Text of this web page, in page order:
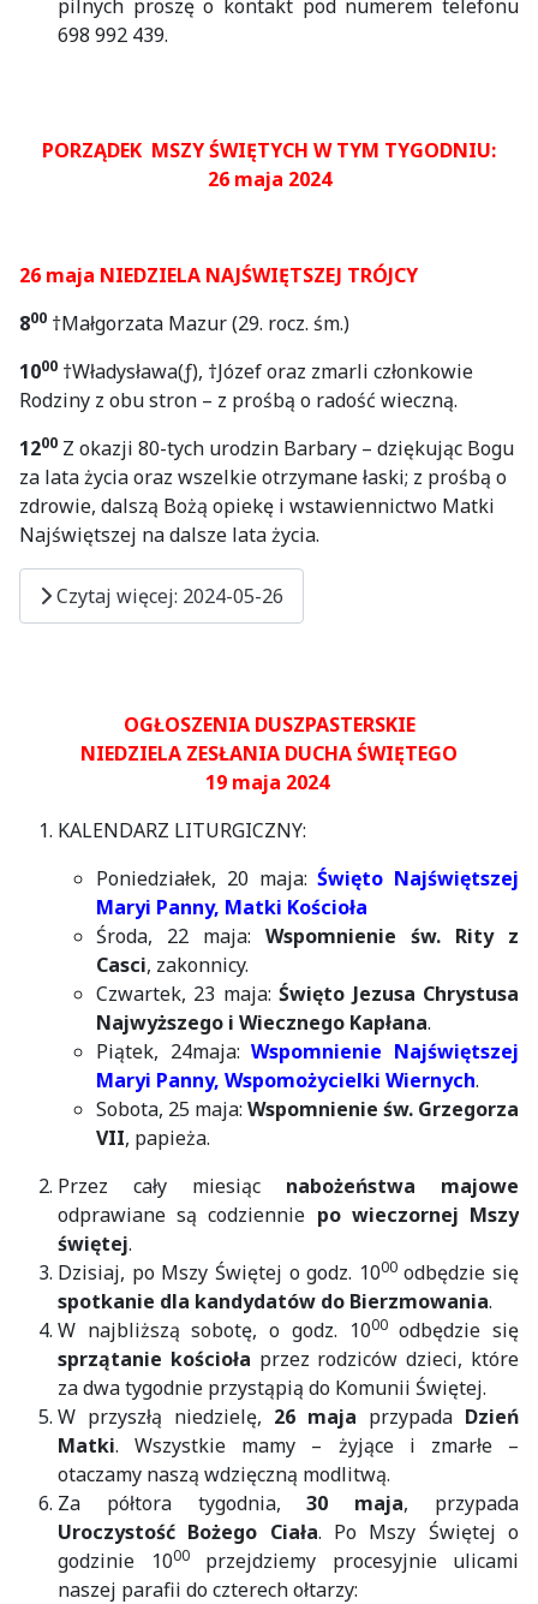
pilnych proszę o kontakt pod numerem telefonu
698 992 439.
PORZĄDEK MSZY ŚWIĘTYCH W TYM TYGODNIU:
26 maja 2024
26 maja NIEDZIELA NAJŚWIĘTSZEJ TRÓJCY
800 †Małgorzata Mazur (29. rocz. śm.)
1000 †Władysława(ƒ), †Józef oraz zmarli członkowie
Rodziny z obu stron – z prośbą o radość wieczną.
1200 Z okazji 80-tych urodzin Barbary – dziękując Bogu
za lata życia oraz wszelkie otrzymane łaski; z prośbą o
zdrowie, dalszą Bożą opiekę i wstawiennictwo Matki
Najświętszej na dalsze lata życia.
Czytaj więcej: 2024-05-26
OGŁOSZENIA DUSZPASTERSKIE
NIEDZIELA ZESŁANIA DUCHA ŚWIĘTEGO
19 maja 2024
KALENDARZ LITURGICZNY:
Poniedziałek, 20 maja:Święto Najświętszej
Maryi Panny, Matki Kościoła
Środa, 22 maja: Wspomnienie św. Rity z
Casci, zakonnicy.
Czwartek, 23 maja:Święto Jezusa Chrystusa
Najwyższego i Wiecznego Kapłana.
Piątek, 24maja:Wspomnienie Najświętszej
Maryi Panny, Wspomożycielki Wiernych.
Sobota, 25 maja: Wspomnienie św. Grzegorza
VII, papieża.
Przez cały miesiąc nabożeństwa majowe
odprawiane są codziennie po wieczornej Mszy
świętej.
Dzisiaj, po Mszy Świętej o godz. 1000odbędzie się
spotkanie dla kandydatów do Bierzmowania.
W najbliższą sobotę, o godz. 1000odbędzie się
sprzątanie kościoła przez rodziców dzieci, które
za dwa tygodnie przystąpią do Komunii Świętej.
W przyszłą niedzielę, 26 maja przypada Dzień
Matki. Wszystkie mamy – żyjące i zmarłe –
otaczamy naszą wdzięczną modlitwą.
Za półtora tygodnia,30 maja, przypada
Uroczystość Bożego Ciała. Po Mszy Świętej o
godzinie 1000przejdziemy procesyjnie ulicami
naszej parafii do czterech ołtarzy: